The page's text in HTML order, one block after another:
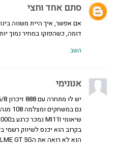
סתם אחד וחצי
דומה, כשהפוקו במחיר נמוך
השב
אנונימי
גם במשחקים ומצלמה 108 מגה פיקסל
שיאומי MI11I נמכר כרגע ב2000 שקל בזאפ
בקרוב הוא יכנס לשיווק רשמי
הוא לא רואה את הREALME GT 5G ממטר